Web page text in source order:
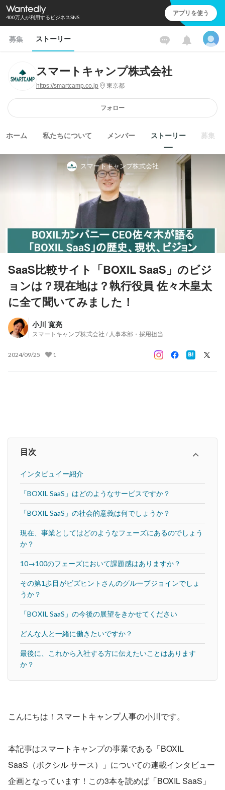
400万人が利用するビジネスSNS アプリを使う
募集 ストーリー
スマートキャンプ株式会社
https://smartcamp.co.jp 東京都
フォロー
ホーム 私たちについて メンバー ストーリー 募集
スマートキャンプ株式会社
SaaS比較サイト「BOXIL SaaS」のビジ
ョンは？現在地は？執行役員 佐々木皇太
に全て聞いてみました！
小川 寛亮
スマートキャンプ株式会社 / 人事本部・採用担当
2024/09/25 1
目次
インタビュイー紹介
「BOXIL SaaS」はどのようなサービスですか？
「BOXIL SaaS」の社会的意義は何でしょうか？
現在、事業としてはどのようなフェーズにあるのでしょう
か？
10→100のフェーズにおいて課題感はありますか？
その第1歩目がビズヒントさんのグループジョインでしょ
うか？
「BOXIL SaaS」の今後の展望をきかせてください
どんな人と一緒に働きたいですか？
最後に、これから入社する方に伝えたいことはあります
か？
こんにちは！スマートキャンプ人事の小川です。
本記事はスマートキャンプの事業である「BOXIL
SaaS（ボクシル サース）」についての連載インタビュー
企画となっています！この3本を読めば「BOXIL SaaS」